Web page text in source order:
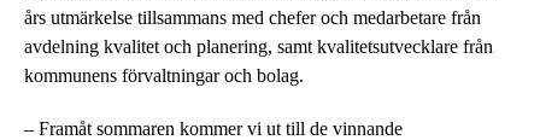
års utmärkelse tillsammans med chefer och medarbetare från
avdelning kvalitet och planering, samt kvalitetsutvecklare från
kommunens förvaltningar och bolag.
– Framåt sommaren kommer vi ut till de vinnande